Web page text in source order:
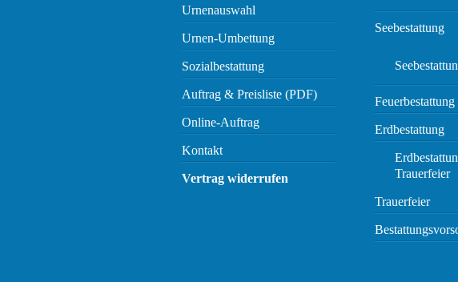
Urnenauswahl
Urnen-Umbettung
Sozialbestattung
Auftrag & Preisliste (PDF)
Online-Auftrag
Kontakt
Vertrag widerrufen
Seebestattung
Feuerbestattung
Erdbestattung
Trauerfeier
Trauerfeier